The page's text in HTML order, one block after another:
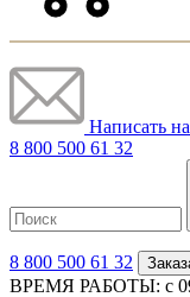
Написать
8 800 500 61 32
8 800 500 61 32
ВРЕМЯ РАБОТЫ: с